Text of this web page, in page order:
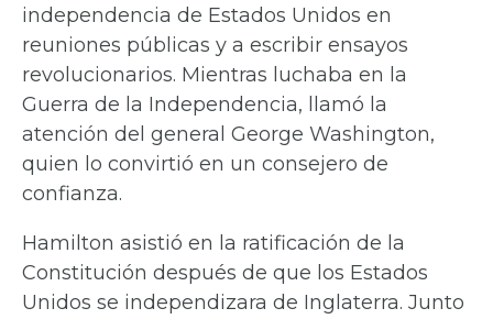
independencia de Estados Unidos en
reuniones públicas y a escribir ensayos
revolucionarios. Mientras luchaba en la
Guerra de la Independencia, llamó la
atención del general George Washington,
quien lo convirtió en un consejero de
confianza.
Hamilton asistió en la ratificación de la
Constitución después de que los Estados
Unidos se independizara de Inglaterra. Junto